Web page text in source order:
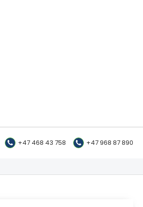
+47 468 43 758 +47 968 87 890